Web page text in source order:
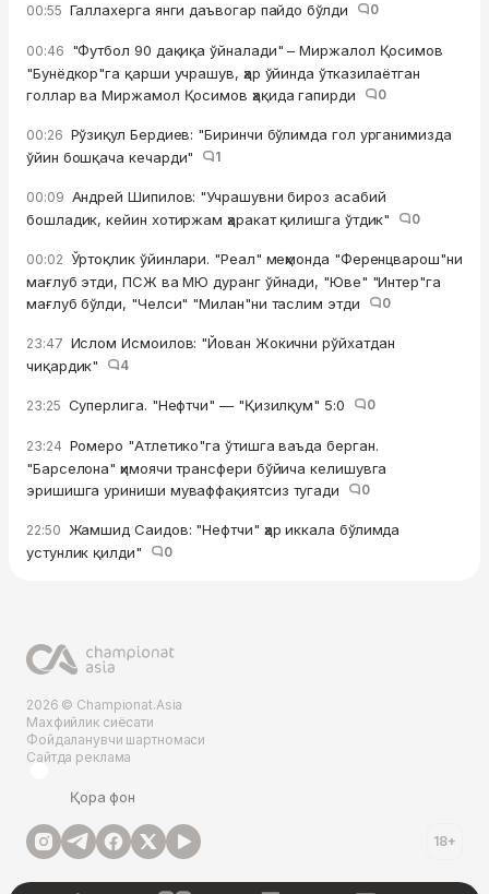
00:55 Галлахерга янги даъвогар пайдо бўлди 0
00:46 "Футбол 90 дақиқа ўйналади" – Миржалол Қосимов
"Бунёдкор"га қарши учрашув, ҳар ўйинда ўтказилаётган
голлар ва Миржамол Қосимов ҳақида гапирди
0
00:26 Рўзиқул Бердиев: "Биринчи бўлимда гол урганимизда
ўйин бошқача кечарди"
1
00:09 Андрей Шипилов: "Учрашувни бироз асабий
бошладик, кейин хотиржам ҳаракат қилишга ўтдик"
0
00:02 Ўртоқлик ўйинлари. "Реал" меҳмонда "Ференцварош"ни
мағлуб этди, ПСЖ ва МЮ дуранг ўйнади, "Юве" "Интер"га
мағлуб бўлди, "Челси" "Милан"ни таслим этди
0
23:47 Ислом Исмоилов: "Йован Жокични рўйхатдан
чиқардик"
4
23:25 Суперлига. "Нефтчи" — "Қизилқум" 5:0 0
23:24 Ромеро "Атлетико"га ўтишга ваъда берган.
"Барселона" ҳимоячи трансфери бўйича келишувга
эришишга уриниши муваффақиятсиз тугади
0
22:50 Жамшид Саидов: "Нефтчи" ҳар иккала бўлимда
устунлик қилди"
0
2026 © Championat.Asia
Махфийлик сиёсати
Фойдаланувчи шартномаси
Сайтда реклама
Қора фон
18+